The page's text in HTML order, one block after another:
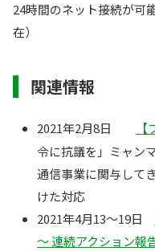
24時間のネット接続が可
在）
関連情報
2021年2月8日
令に抗議を」ミャン
通信事業に関与して
けた対応
2021年4月13～19日
～ 連続アクション報